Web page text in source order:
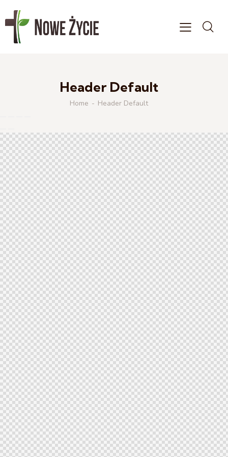
Header Default
Home Header Default